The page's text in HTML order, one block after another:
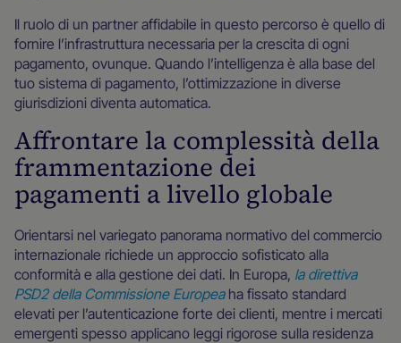
Il ruolo di un partner affidabile in questo percorso è quello di
fornire l’infrastruttura necessaria per la crescita di ogni
pagamento, ovunque. Quando l’intelligenza è alla base del
tuo sistema di pagamento, l’ottimizzazione in diverse
giurisdizioni diventa automatica.
Affrontare la complessità della
frammentazione dei
pagamenti a livello globale
Orientarsi nel variegato panorama normativo del commercio
internazionale richiede un approccio sofisticato alla
conformità e alla gestione dei dati. In Europa, la direttiva
PSD2 della Commissione Europeaha fissato standard
elevati per l’autenticazione forte dei clienti, mentre i mercati
emergenti spesso applicano leggi rigorose sulla residenza